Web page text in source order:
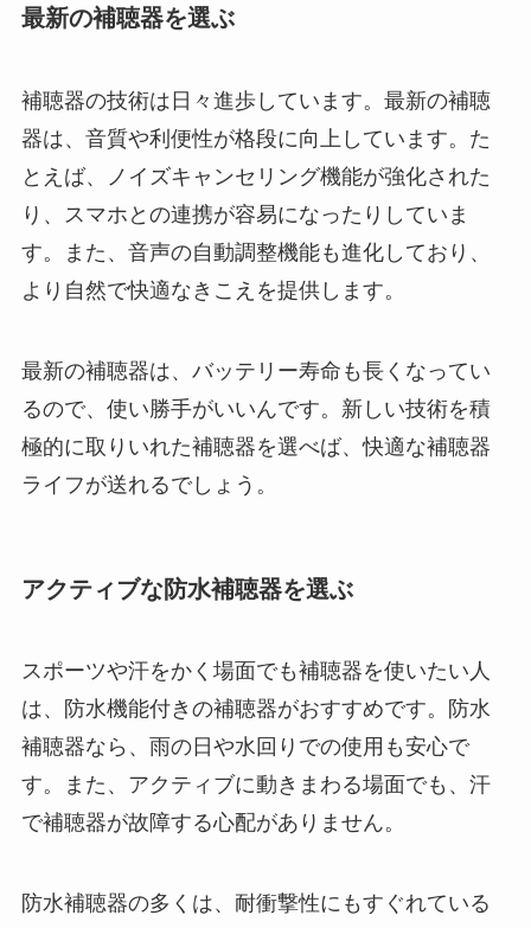
最新の補聴器を選ぶ
補聴器の技術は日々進歩しています。最新の補聴
器は、音質や利便性が格段に向上しています。た
とえば、ノイズキャンセリング機能が強化された
り、スマホとの連携が容易になったりしていま
す。また、音声の自動調整機能も進化しており、
より自然で快適なきこえを提供します。
最新の補聴器は、バッテリー寿命も長くなってい
るので、使い勝手がいいんです。新しい技術を積
極的に取りいれた補聴器を選べば、快適な補聴器
ライフが送れるでしょう。
アクティブな防水補聴器を選ぶ
スポーツや汗をかく場面でも補聴器を使いたい人
は、防水機能付きの補聴器がおすすめです。防水
補聴器なら、雨の日や水回りでの使用も安心で
す。また、アクティブに動きまわる場面でも、汗
で補聴器が故障する心配がありません。
防水補聴器の多くは、耐衝撃性にもすぐれている